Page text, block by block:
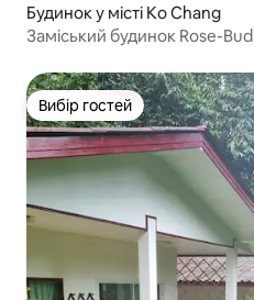
Будинок у місті Ko Chang
Заміський будинок Rose-Bud
Вибір гостей
Вибір гостей